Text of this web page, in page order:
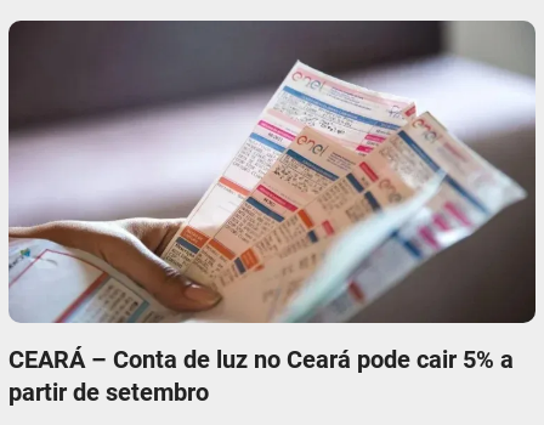
CEARÁ – Conta de luz no Ceará pode cair 5% a
partir de setembro